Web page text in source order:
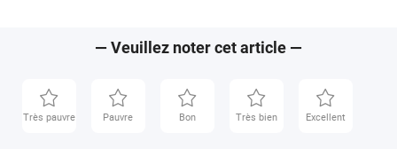
— Veuillez noter cet article —
Très pauvre Pauvre Bon Très bien Excellent